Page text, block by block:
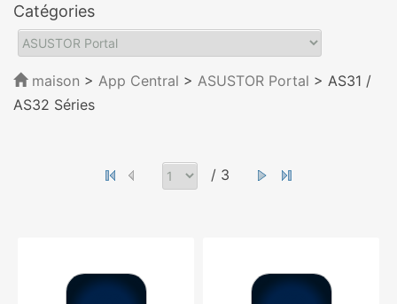
Catégories
maison > App Central > ASUSTOR Portal > AS31 /
AS32 Séries
/ 3